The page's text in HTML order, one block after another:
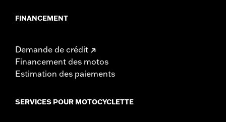
FINANCEMENT
Demande de crédit
Financement des motos
Estimation des paiements
SERVICES POUR MOTOCYCLETTE